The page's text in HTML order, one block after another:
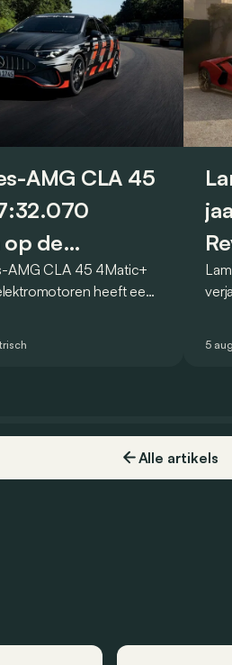
AMG CLA 45
de
AMG CLA 45 4Matic+
heeft een
5
Alle artikels